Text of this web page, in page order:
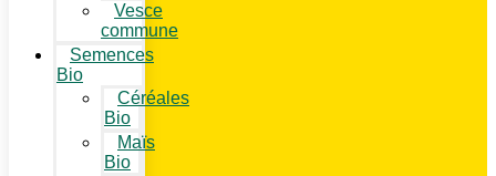
Vesce
commune
Semences
Bio
Céréales
Bio
Maïs
Bio